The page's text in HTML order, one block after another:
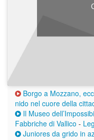
Borgo a Mozzano,
nido nel cuore della
Il Museo
Fabbriche di Vallico -
Juniores da grido in